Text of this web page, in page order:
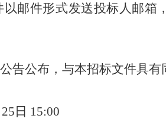
以邮件形式发送投标人邮
公布，与本招标文件具有
日 15:00